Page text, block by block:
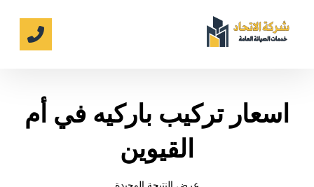
اسعار تركيب باركيه في أم
القيوين